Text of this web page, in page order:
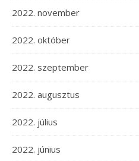
2022. november
2022. október
2022. szeptember
2022. augusztus
2022. július
2022. június